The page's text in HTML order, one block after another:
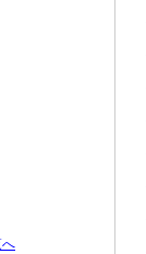
へ